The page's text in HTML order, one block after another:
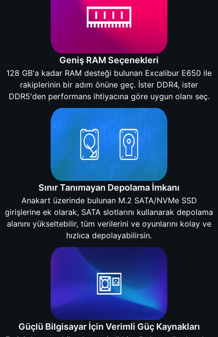
Geniş RAM Seçenekleri
128 GB'a kadar RAM desteği bulunan Excalibur E650 ile
rakiplerinin bir adım önüne geç. İster DDR4, ister
DDR5'den performans ihtiyacına göre uygun olanı seç.
Sınır Tanımayan Depolama İmkanı
Anakart üzerinde bulunan M.2 SATA/NVMe SSD
girişlerine ek olarak, SATA slotlarını kullanarak depolama
alanını yükseltebilir, tüm verilerini ve oyunlarını kolay ve
hızlıca depolayabilirsin.
Güçlü Bilgisayar İçin Verimli Güç Kaynakları